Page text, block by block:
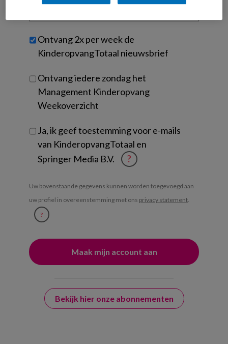
welke
organisatie
je?
Untitled
Ontvang 2x per week de
KinderopvangTotaal nieuwsbrief
Ontvang iedere zondag het
Management Kinderopvang
Weekoverzicht
Ja, ik geef toestemming voor e-mails
van KinderopvangTotaal en
Springer Media B.V.
?
Uw bovenstaande gegevens kunnen worden toegevoegd aan
uw profiel in overeenstemming met ons privacy statement.
?
Bekijk hier onze abonnementen